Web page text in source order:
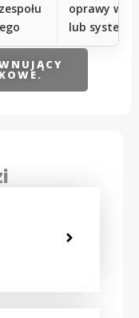
oprawy w
lub